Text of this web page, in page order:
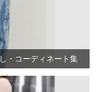
・コーディネート集